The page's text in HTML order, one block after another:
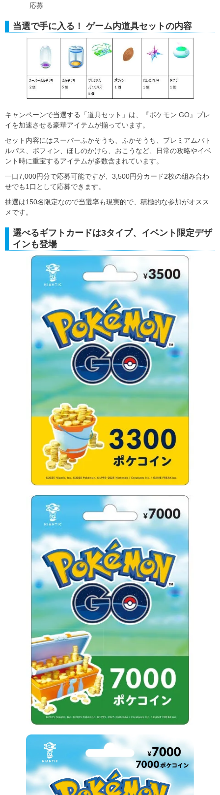
応募
当選で手に入る！ ゲーム内道具セットの内容
キャンペーンで当選する「道具セット」は、『ポケモン GO』プレ
イを加速させる豪華アイテムが揃っています。
セット内容にはスーパーふかそうち、ふかそうち、プレミアムバト
ルパス、ポフィン、ほしのかけら、おこうなど、日常の攻略やイベ
ント時に重宝するアイテムが多数含まれています。
一口7,000円分で応募可能ですが、3,500円分カード2枚の組み合わ
せでも1口として応募できます。
抽選は150名限定なので当選率も現実的で、積極的な参加がオスス
メです。
選べるギフトカードは3タイプ、イベント限定デザ
インも登場